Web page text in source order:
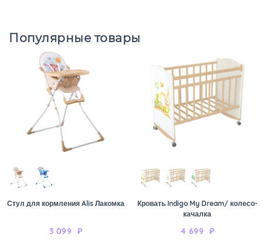
Популярные товары
Стул для кормления Alis Лакомка
3 099 ₽
Кровать Indigo My Dream/ колесо-
качалка
4 699 ₽